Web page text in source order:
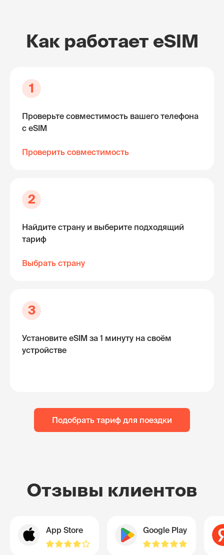
Как работает eSIM
1
Проверьте совместимость вашего телефона
с eSIM
Проверить совместимость
2
Найдите страну и выберите подходящий
тариф
Выбрать страну
3
Установите eSIM за 1 минуту на своём
устройстве
Подобрать тариф для поездки
Отзывы клиентов
App Store Google Play